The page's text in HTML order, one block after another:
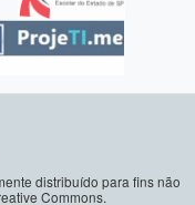
distribuído para fins não
Commons.